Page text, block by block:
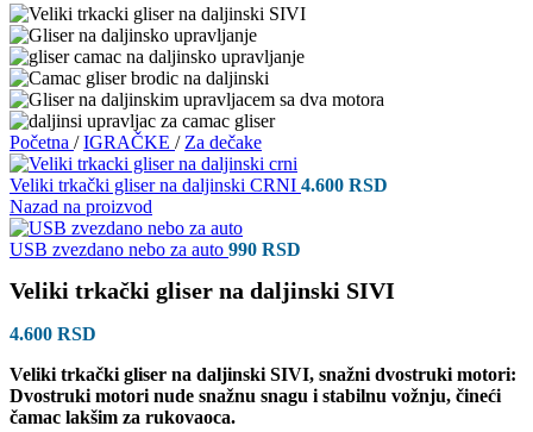
Početna / IGRAČKE / Za dečake
Veliki trkački gliser na daljinski CRNI 4.600 RSD
Nazad na proizvod
USB zvezdano nebo za auto 990 RSD
Veliki trkački gliser na daljinski SIVI
4.600 RSD
Veliki trkački gliser na daljinski SIVI, snažni dvostruki motori:
Dvostruki motori nude snažnu snagu i stabilnu vožnju, čineći
čamac lakšim za rukovaoca.